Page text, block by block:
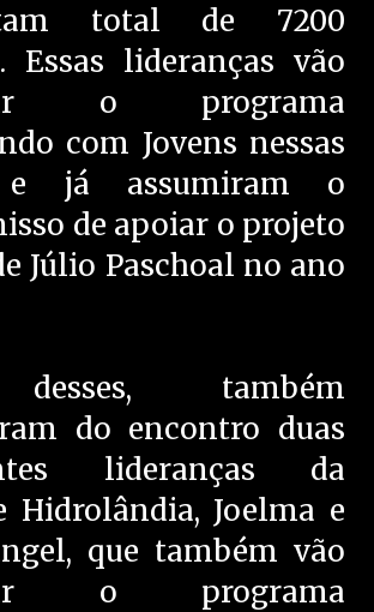
total de 7200
Essas lideranças vão
o programa
com Jovens nessas
e já assumiram o
de apoiar o projeto
Júlio Paschoal no ano
também
do encontro duas
lideranças da
Hidrolândia, Joelma e
que também vão
o programa